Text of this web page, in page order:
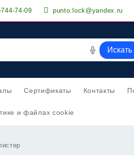
74-09 punto.lock@yandex.ru
Искать
Сертификаты Контакты
и файлах cookie